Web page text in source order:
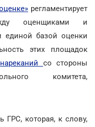
регламентирует
оценщиками и
единой базой оценки
этих площадок
нареканий со стороны
комитета,
ГРС, которая, к слову,